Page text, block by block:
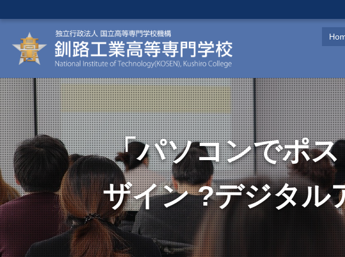
「パソコンでポ
ザイン ?デジタル